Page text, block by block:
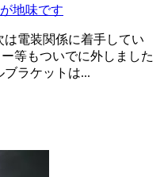
地味です
は電装関係に着手してい
等もついでに外しました
ラケットは...